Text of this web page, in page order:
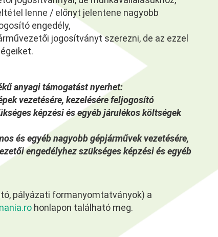
lenne / előnyt jelentene nagyobb
engedély,
jogosítványt szerezni, de az ezzel
anyagi támogatást nyerhet:
vezetésére, kezelésére feljogosító
képzési és egyéb járulékos költségek
és egyéb nagyobb gépjárművek vezetésére,
engedélyhez szükséges képzési és egyéb
pályázati formanyomtatványok) a
honlapon található meg.